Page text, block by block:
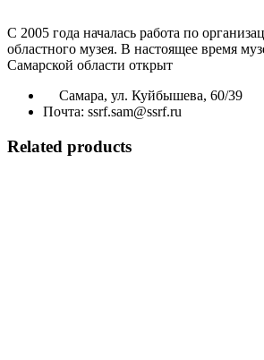
С 2005 года началась работа по
областного музея. В настоящее время
Самарской области открыт
Самара, ул. Куйбышева, 60/39
Почта: ssrf.sam@ssrf.ru
Related products